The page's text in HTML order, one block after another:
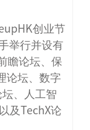
创业节
举行并设有
瞻论坛、保
论坛、数字
、人工智
及TechX论